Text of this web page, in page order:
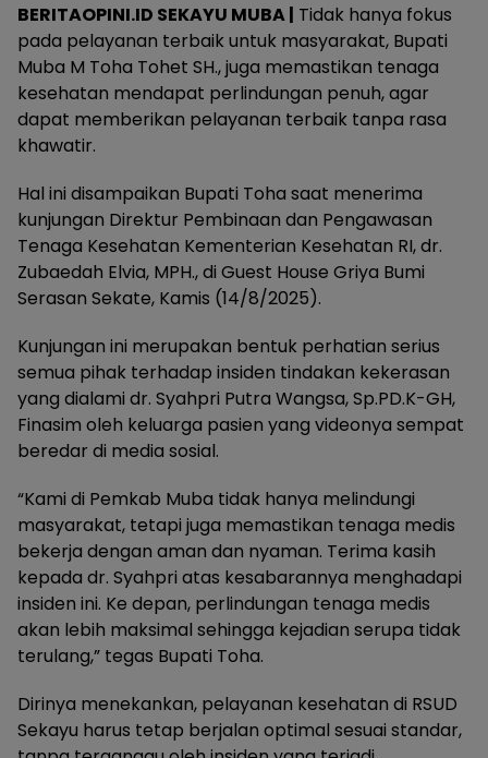
BERITAOPINI.ID SEKAYU MUBA | Tidak hanya fokus
pada pelayanan terbaik untuk masyarakat, Bupati
Muba M Toha Tohet SH., juga memastikan tenaga
kesehatan mendapat perlindungan penuh, agar
dapat memberikan pelayanan terbaik tanpa rasa
khawatir.
Hal ini disampaikan Bupati Toha saat menerima
kunjungan Direktur Pembinaan dan Pengawasan
Tenaga Kesehatan Kementerian Kesehatan RI, dr.
Zubaedah Elvia, MPH., di Guest House Griya Bumi
Serasan Sekate, Kamis (14/8/2025).
Kunjungan ini merupakan bentuk perhatian serius
semua pihak terhadap insiden tindakan kekerasan
yang dialami dr. Syahpri Putra Wangsa, Sp.PD.K-GH,
Finasim oleh keluarga pasien yang videonya sempat
beredar di media sosial.
“Kami di Pemkab Muba tidak hanya melindungi
masyarakat, tetapi juga memastikan tenaga medis
bekerja dengan aman dan nyaman. Terima kasih
kepada dr. Syahpri atas kesabarannya menghadapi
insiden ini. Ke depan, perlindungan tenaga medis
akan lebih maksimal sehingga kejadian serupa tidak
terulang,” tegas Bupati Toha.
Dirinya menekankan, pelayanan kesehatan di RSUD
Sekayu harus tetap berjalan optimal sesuai standar,